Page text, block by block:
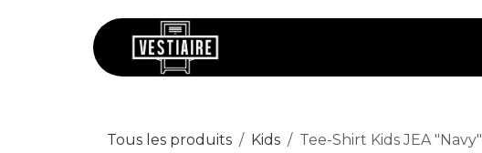
Tous les produits Kids Tee-Shirt Kids JEA "Navy"